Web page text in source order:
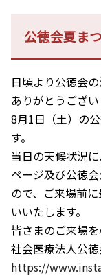
公徳会夏ま
日頃より公徳会
ありがとうござい
8月1日（土）の
す。
当日の天候状況
ページ及び公徳
ので、ご来場前
いいたします。
皆さまのご来場を
社会医療法人公
https://